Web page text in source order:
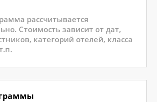
рассчитывается
Стоимость зависит от дат,
категорий отелей, класса